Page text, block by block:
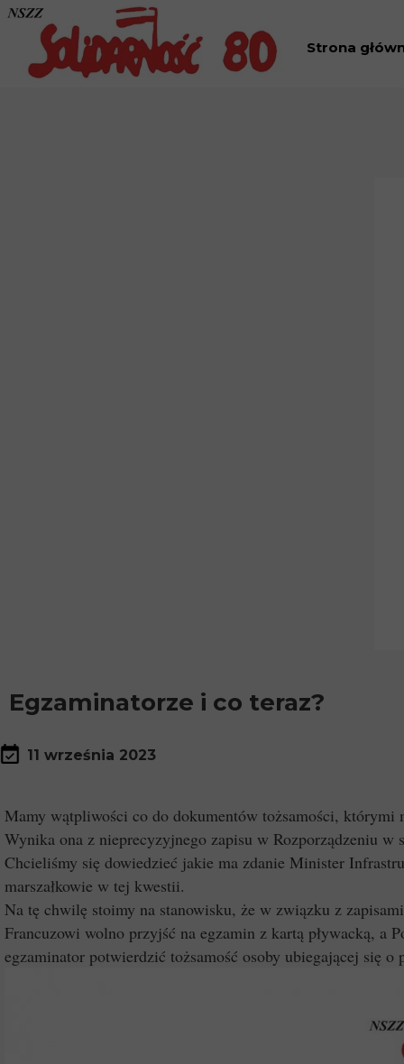
11 września 2023
Mamy wątpliwości co do dokumentów tożsamości, którymi
Wynika ona z nieprecyzyjnego zapisu w Rozporządzeniu w
Chcieliśmy się dowiedzieć jakie ma zdanie Minister
marszałkowie w tej kwestii.
Na tę chwilę stoimy na stanowisku, że w związku z
Francuzowi wolno przyjść na egzamin z kartą pływacką,
egzaminator potwierdzić tożsamość osoby ubiegającej się o
Egzaminatorze i co teraz?
Strona